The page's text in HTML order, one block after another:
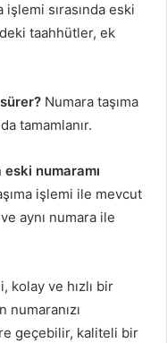
sırasında eski
taahhütler, ek
Numara taşıma
tamamlanır.
numaramı
işlemi ile mevcut
aynı numara ile
kolay ve hızlı bir
geçebilir, kaliteli bir